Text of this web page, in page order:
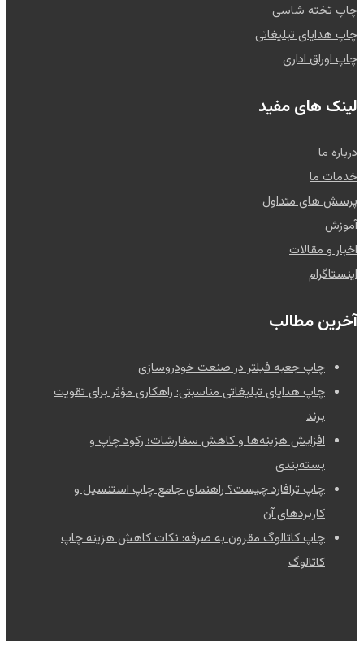
چاپ تخته شاسی
چاپ هدایای تبلیغاتی
چاپ اوراق اداری
لینک های مفید
درباره ما
خدمات ما
پرسش های متداول
آموزش
اخبار و مقالات
اینستاگرام
آخرین مطالب
چاپ جعبه فیلتر در صنعت خودروسازی
چاپ هدایای تبلیغاتی مناسبتی: راهکاری مؤثر برای تقویت
برند
افزایش هزینه‌ها و کاهش سفارشات؛ رکود چاپ و
بسته‌بندی
چاپ ترافارد چیست؟ راهنمای جامع چاپ استنسیل و
کاربردهای آن
چاپ کاتالوگ مقرون به صرفه: نکات کاهش هزینه چاپ
کاتالوگ